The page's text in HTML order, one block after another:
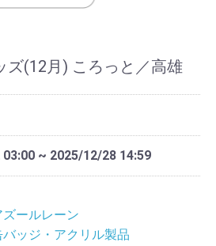
ズ(12月) ころっと／高雄
~ 2025/12/28 14:59
ズールレーン
バッジ・アクリル製品